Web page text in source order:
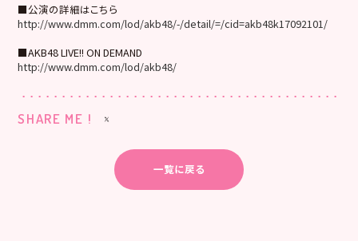
■公演の詳細はこちら
http://www.dmm.com/lod/akb48/-/detail/=/cid=akb48k17092101/
■AKB48 LIVE!! ON DEMAND
http://www.dmm.com/lod/akb48/
SHARE ME !
一覧に戻る